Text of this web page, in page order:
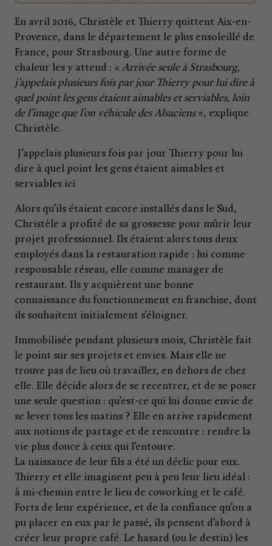
En avril 2016, Christèle et Thierry quittent Aix-en-
Provence, dans le département le plus ensoleillé de
France, pour Strasbourg. Une autre forme de
chaleur les y attend : « Arrivée seule à Strasbourg,
j’appelais plusieurs fois par jour Thierry pour lui dire à
quel point les gens étaient aimables et serviables, loin
de l’image que l’on véhicule des Alsaciens», explique
Christèle.
J’appelais plusieurs fois par jour Thierry pour lui
dire à quel point les gens étaient aimables et
serviables ici
Alors qu’ils étaient encore installés dans le Sud,
Christèle a profité de sa grossesse pour mûrir leur
projet professionnel. Ils étaient alors tous deux
employés dans la restauration rapide : lui comme
responsable réseau, elle comme manager de
restaurant. Ils y acquièrent une bonne
connaissance du fonctionnement en franchise, dont
ils souhaitent initialement s’éloigner.
Immobilisée pendant plusieurs mois, Christèle fait
le point sur ses projets et envies. Mais elle ne
trouve pas de lieu où travailler, en dehors de chez
elle. Elle décide alors de se recentrer, et de se poser
une seule question : qu’est-ce qui lui donne envie de
se lever tous les matins ? Elle en arrive rapidement
aux notions de partage et de rencontre : rendre la
vie plus douce à ceux qui l’entoure.
La naissance de leur fils a été un déclic pour eux.
Thierry et elle imaginent peu à peu leur lieu idéal :
à mi-chemin entre le lieu de coworking et le café.
Forts de leur expérience, et de la confiance qu’on a
pu placer en eux par le passé, ils pensent d’abord à
créer leur propre café. Le hasard (ou le destin) les